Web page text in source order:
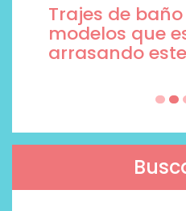
Trajes de
modelos que
arrasando